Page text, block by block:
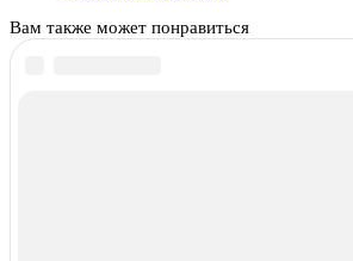
Вам также может понравиться